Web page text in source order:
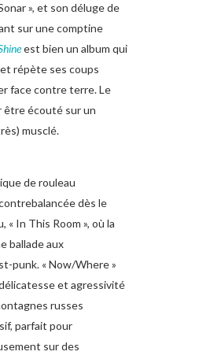
», et son déluge de
sur une comptine
est bien un album qui
répète ses coups
face contre terre. Le
être écouté sur un
musclé.
de rouleau
dès le
« In This Room », où la
ballade aux
punk. « Now/Where »
et agressivité
russes
parfait pour
sur des